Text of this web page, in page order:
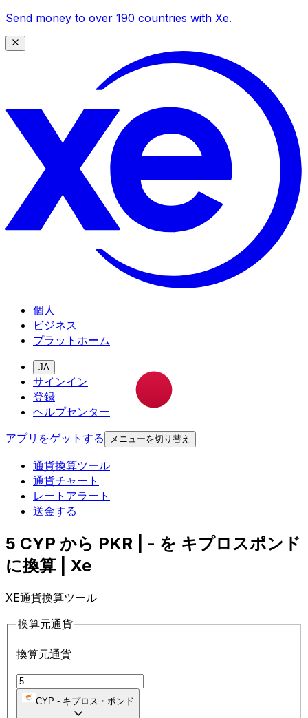
Send money to over 190 countries with Xe.
個人
ビジネス
プラットホーム
JA
サインイン
登録
ヘルプセンター
アプリをゲットする
メニューを切り替え
通貨換算ツール
通貨チャート
レートアラート
送金する
5 CYP から PKR | - を キプロスポンド
に換算 | Xe
XE通貨換算ツール
換算元通貨
換算元通貨
CYP - キプロス・ポンド